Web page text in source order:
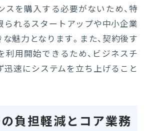
スを購入する必要がないため、特
られるスタートアップや中小企業
魅力となります。また、契約後す
利用開始できるため、ビジネスチ
迅速にシステムを立ち上げること
負担軽減とコア業務